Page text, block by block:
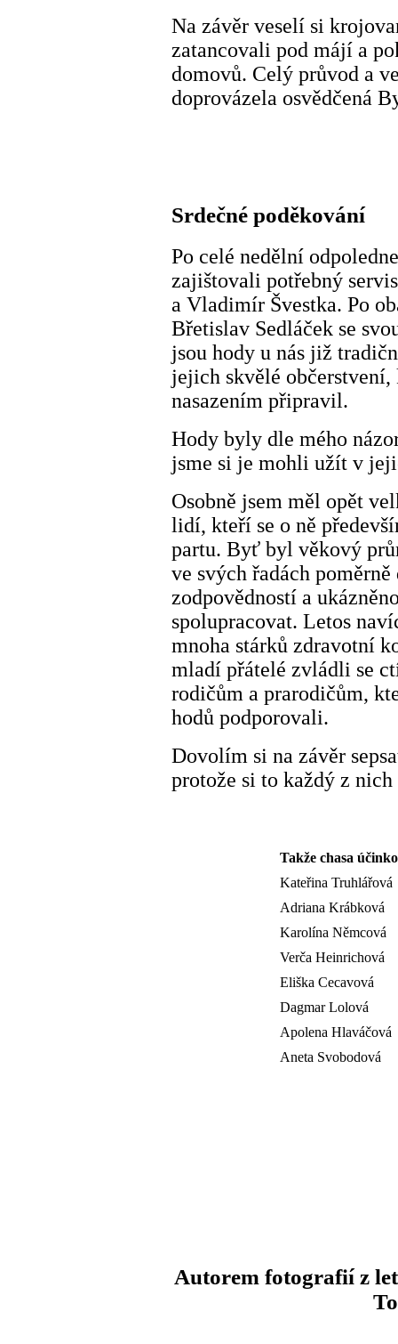
Na závěr veselí si
zatancovali pod májí a
domovů. Celý průvod a
doprovázela osvědčená
Srdečné poděkování
Po celé nedělní
zajištovali potřebný
a Vladimír Švestka. Po
Břetislav Sedláček se
jsou hody u nás již
jejich skvělé
nasazením připravil.
Hody byly dle mého
jsme si je mohli užít v
Osobně jsem měl opět
lidí, kteří se o ně
partu. Byť byl věkový
ve svých řadách
zodpovědností a
spolupracovat. Letos
mnoha stárků zdravotní
mladí přátelé zvládli se
rodičům a prarodičům,
hodů podporovali.
Dovolím si na závěr
protože si to každý z
Takže chasa
Kateřina Truhlářová
Adriana Krábková
Karolína Němcová
Verča Heinrichová
Eliška Cecavová
Dagmar Lolová
Apolena Hlaváčová
Aneta Svobodová
Autorem fotografií z